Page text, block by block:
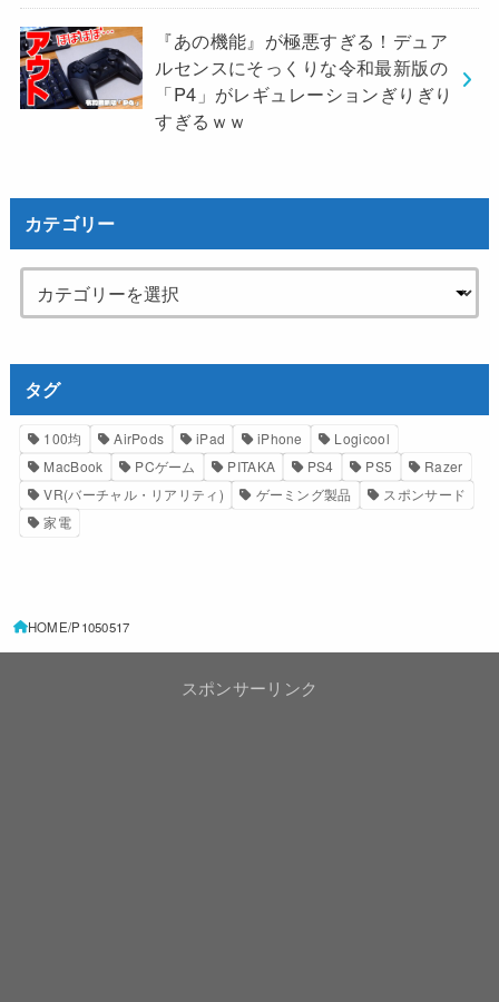
『あの機能』が極悪すぎる！デュア
ルセンスにそっくりな令和最新版の
「P4」がレギュレーションぎりぎり
すぎるｗｗ
カテゴリー
タグ
100均 AirPods iPad iPhone
Logicool
MacBook
PCゲーム PITAKA PS4 PS5
Razer
VR(バーチャル・リアリティ)
ゲーミング製品
スポンサード
家電
HOME P1050517
スポンサーリンク